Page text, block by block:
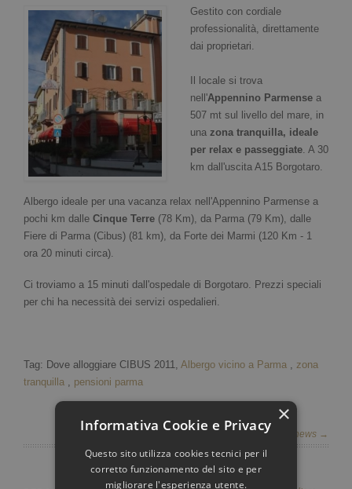
Gestito con cordiale
professionalità, direttamente
dai proprietari.
Il locale si trova
nell'Appennino Parmense a
507 mt sul livello del mare, in
una zona tranquilla, ideale
per relax e passeggiate . A 30
km dall'uscita A15 Borgotaro.
Albergo ideale per una vacanza relax nell'Appennino Parmense a
pochi km dalle Cinque Terre (78 Km), da Parma (79 Km), dalle
Fiere di Parma (Cibus) (81 km), da Forte dei Marmi (120 Km - 1
ora 20 minuti circa).
Ci troviamo a 15 minuti dall'ospedale di Borgotaro. Prezzi speciali
per chi ha necessità dei servizi ospedalieri.
Tag: Dove alloggiare CIBUS 2011, Albergo vicino a Parma
zona
tranquilla
pensioni parma
Vedi tutte le news →
×
Informativa Cookie e Privacy
Questo sito utilizza cookies tecnici per il
corretto funzionamento del sito e per
migliorare l'esperienza utente.